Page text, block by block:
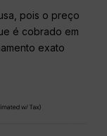
pois o preço
é cobrado em
exato